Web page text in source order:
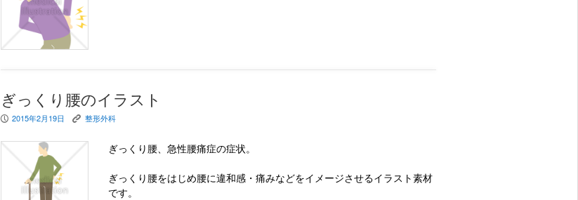
ぎっくり腰のイラスト
P 2015年2月19日 K 整形外科
ぎっくり腰、急性腰痛症の症状。
ぎっくり腰をはじめ腰に違和感・痛みなどをイメージさせるイラスト素材
です。